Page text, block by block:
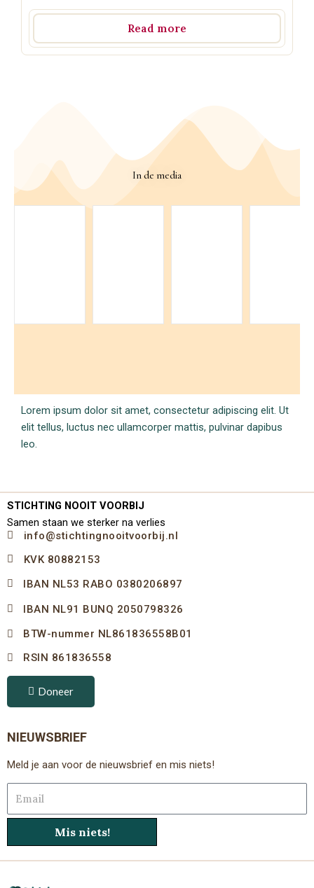
Read more
In de media
Lorem ipsum dolor sit amet, consectetur adipiscing elit. Ut
elit tellus, luctus nec ullamcorper mattis, pulvinar dapibus
leo.
STICHTING NOOIT VOORBIJ
Samen staan we sterker na verlies
info@stichtingnooitvoorbij.nl
KVK 80882153
IBAN NL53 RABO 0380206897
IBAN NL91 BUNQ 2050798326
BTW-nummer NL861836558B01
RSIN 861836558
Doneer
NIEUWSBRIEF
Meld je aan voor de nieuwsbrief en mis niets!
Mis niets!